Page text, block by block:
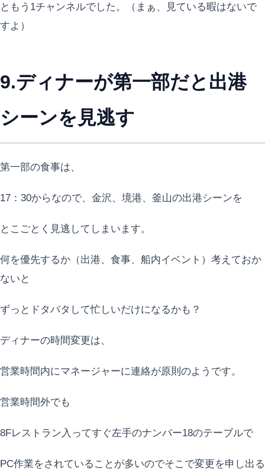
ともう1チャンネルでした。（まぁ、見ている暇はないで
すよ）
9.ディナーが第一部だと出港
シーンを見逃す
第一部の食事は、
17：30からなので、金沢、境港、釜山の出港シーンを
とこごとく見逃してしまいます。
何を優先するか（出港、食事、船内イベント）考えておか
ないと
ずっとドタバタして忙しいだけになるかも？
ディナーの時間変更は、
営業時間内にマネージャーに連絡が原則のようです。
営業時間外でも
8Fレストラン入ってすぐ左手のナンバー18のテーブルで
PC作業をされていることが多いのでそこで変更を申し出る